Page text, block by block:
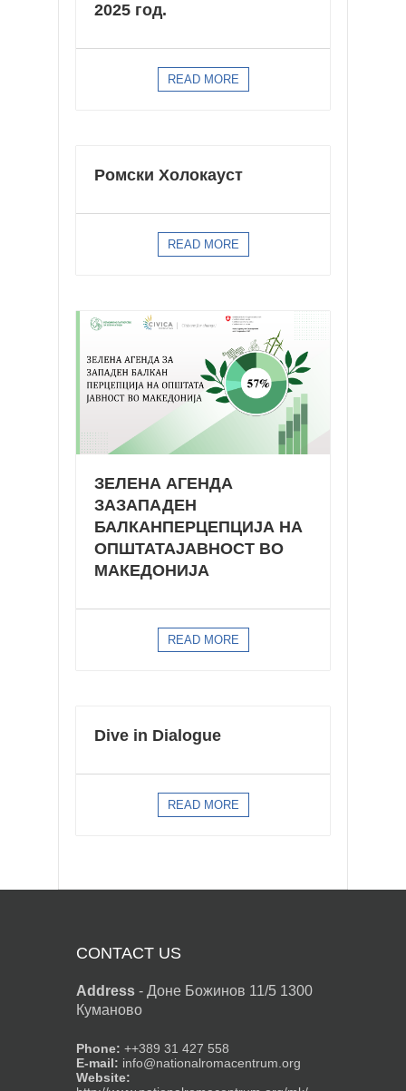
2025 год.
READ MORE
Ромски Холокауст
READ MORE
ЗЕЛЕНА АГЕНДА
ЗАЗАПАДЕН
БАЛКАНПЕРЦЕПЦИЈА НА
ОПШТАТАЈАВНОСТ ВО
МАКЕДОНИЈА
READ MORE
Dive in Dialogue
READ MORE
CONTACT US
Address - Доне Божинов 11/5 1300
Куманово
Phone: ++389 31 427 558
E-mail: info@nationalromacentrum.org
Website: